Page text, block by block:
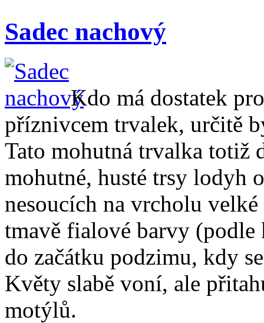
Sadec nachový
Kdo má dostatek
příznivcem trvalek, určitě
Tato mohutná trvalka totiž
mohutné, husté trsy lodyh
nesoucích na vrcholu
tmavě fialové barvy
do začátku podzimu, kdy
Květy slabě voní, ale
motýlů.